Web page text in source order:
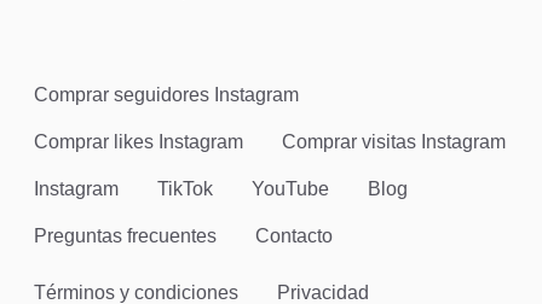
Comprar seguidores Instagram
Comprar likes Instagram Comprar visitas Instagram
Instagram TikTok YouTube Blog
Preguntas frecuentes Contacto
Términos y condiciones Privacidad